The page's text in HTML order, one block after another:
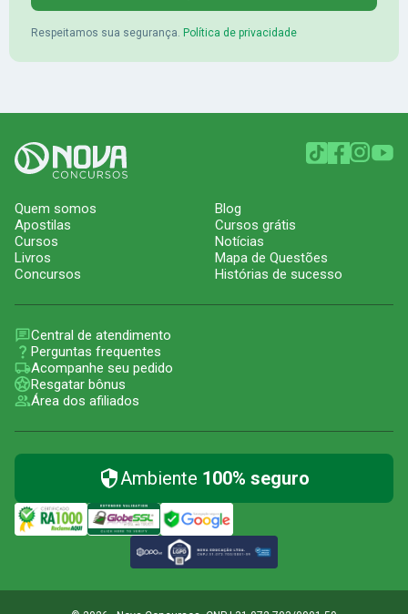
Respeitamos sua segurança. Política de privacidade
Quem somos
Apostilas
Cursos
Livros
Concursos
Blog
Cursos grátis
Notícias
Mapa de Questões
Histórias de sucesso
Central de atendimento
Perguntas frequentes
Acompanhe seu pedido
Resgatar bônus
Área dos afiliados
Ambiente 100% seguro